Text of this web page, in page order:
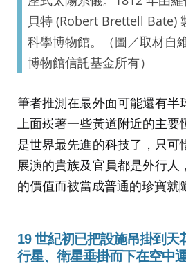
貝特 (Robert Brettell Bate)
科學博物館。（圖／取材自
博物館信託基金所有）
筆者推測在最外面可能還有半
上面崁著一些黃道附近的主要
是世界最先進的科技了，只可
展演的貴族及官員都是外行人
的價值而被當成普通的珍寶就
19世紀初已把設施吊掛到天
行星、衛星垂掛而下在空中